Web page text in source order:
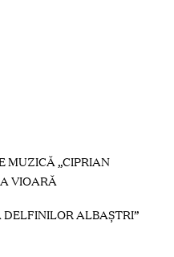
MUZICĂ „CIPRIAN
VIOARĂ
ALBAȘTRI”